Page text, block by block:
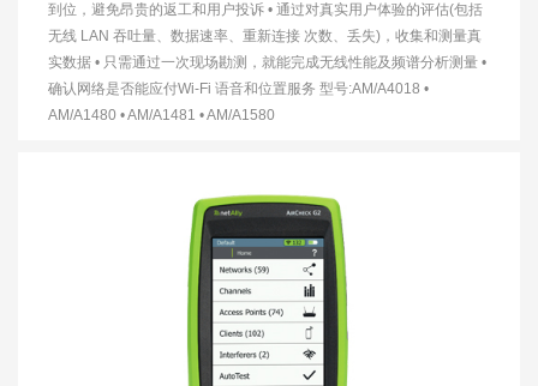
到位，避免昂贵的返工和用户投诉 • 通过对真实用户体验的评估(包括
无线 LAN 吞吐量、数据速率、重新连接 次数、丢失)，收集和测量真
实数据 • 只需通过一次现场勘测，就能完成无线性能及频谱分析测量 •
确认网络是否能应付Wi-Fi 语音和位置服务 型号:AM/A4018 •
AM/A1480 • AM/A1481 • AM/A1580